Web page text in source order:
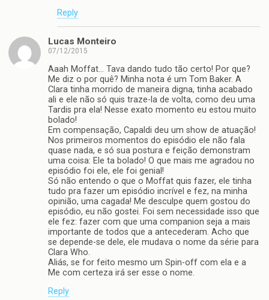
Reply
Lucas Monteiro
07/12/2015
Aaah Moffat… Tava dando tudo tão certo! Por que?
Me diz o por quê? Minha nota é um Tom Baker. A
Clara tinha morrido de maneira digna, tinha acabado
ali e ele não só quis traze-la de volta, como deu uma
Tardis pra ela! Nesse exato momento eu estou muito
bolado!
Em compensação, Capaldi deu um show de atuação!
Nos primeiros momentos do episódio ele não fala
quase nada, e só sua postura e feição demonstram
uma coisa: Ele ta bolado! O que mais me agradou no
episódio foi ele, ele foi genial!
Só não entendo o que o Moffat quis fazer, ele tinha
tudo pra fazer um episódio incrível e fez, na minha
opinião, uma cagada! Me desculpe quem gostou do
episódio, eu não gostei. Foi sem necessidade isso que
ele fez: fazer com que uma companion seja a mais
importante de todos que a antecederam. Acho que
se depende-se dele, ele mudava o nome da série para
Clara Who.
Aliás, se for feito mesmo um Spin-off com ela e a
Me com certeza irá ser esse o nome.
Reply